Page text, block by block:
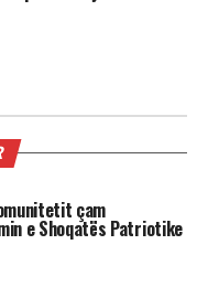
çam
e Shoqatës Patriotike